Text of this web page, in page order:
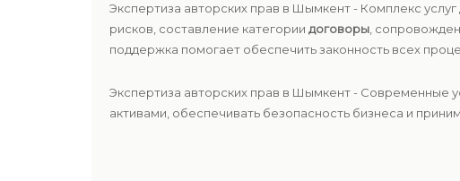
Экспертиза авторских прав в Шымкент - Комплекс
рисков, составление категории договоры ,
поддержка помогает обеспечить законность всех
Экспертиза авторских прав в Шымкент - Современные
активами, обеспечивать безопасность бизнеса и